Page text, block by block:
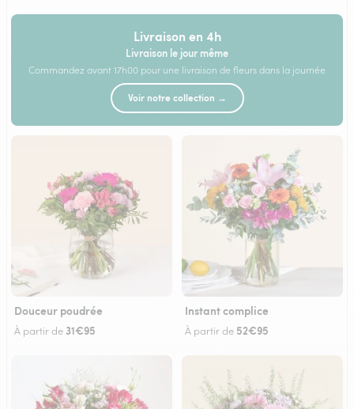
Livraison en 4h
Livraison le jour même
Commandez avant 17h00 pour une livraison de fleurs dans la journée
Voir notre collection →
Douceur poudrée
À partir de 31€95
Instant complice
À partir de 52€95